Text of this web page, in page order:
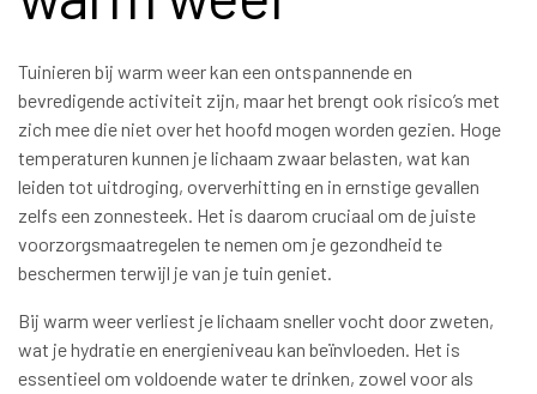
Tuinieren bij warm weer kan een ontspannende en
bevredigende activiteit zijn, maar het brengt ook risico’s met
zich mee die niet over het hoofd mogen worden gezien. Hoge
temperaturen kunnen je lichaam zwaar belasten, wat kan
leiden tot uitdroging, oververhitting en in ernstige gevallen
zelfs een zonnesteek. Het is daarom cruciaal om de juiste
voorzorgsmaatregelen te nemen om je gezondheid te
beschermen terwijl je van je tuin geniet.
Bij warm weer verliest je lichaam sneller vocht door zweten,
wat je hydratie en energieniveau kan beïnvloeden. Het is
essentieel om voldoende water te drinken, zowel voor als